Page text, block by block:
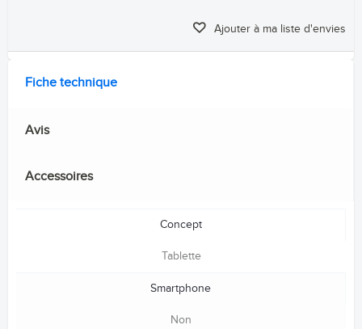
Ajouter à ma liste d'envies
Fiche technique
Avis
Accessoires
Concept
Tablette
Smartphone
Non